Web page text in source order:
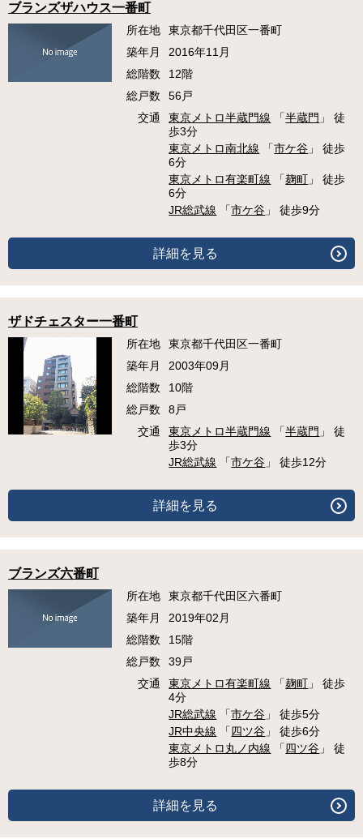
ブランズザハウス一番町
所在地
東京都千代田区一番町
築年月
2016年11月
総階数
12階
総戸数
56戸
交通
東京メトロ半蔵門線 「半蔵門 」 徒
歩3分
東京メトロ南北線 「市ケ谷 」 徒歩
6分
東京メトロ有楽町線 「麹町 」 徒歩
6分
JR総武線 「市ケ谷 」 徒歩9分
詳細を見る
ザドチェスター一番町
所在地
東京都千代田区一番町
築年月
2003年09月
総階数
10階
総戸数
8戸
交通
東京メトロ半蔵門線 「半蔵門 」 徒
歩3分
JR総武線 「市ケ谷 」 徒歩12分
詳細を見る
ブランズ六番町
所在地
東京都千代田区六番町
築年月
2019年02月
総階数
15階
総戸数
39戸
交通
東京メトロ有楽町線 「麹町 」 徒歩
4分
JR総武線 「市ケ谷 」 徒歩5分
JR中央線 「四ツ谷 」 徒歩6分
東京メトロ丸ノ内線 「四ツ谷 」 徒
歩8分
詳細を見る